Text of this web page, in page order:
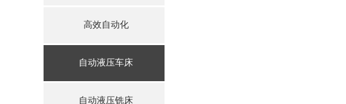
高效自动化
自动液压车床
自动液压铣床